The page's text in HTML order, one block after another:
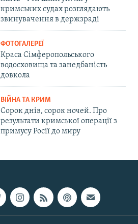
кримських судах розглядають
звинувачення в держзраді
ФОТОГАЛЕРЕЇ
Краса Сімферопольського
водосховища та занедбаність
довкола
ВІЙНА ТА КРИМ
Сорок днів, сорок ночей. Про
результати кримської операції з
примусу Росії до миру